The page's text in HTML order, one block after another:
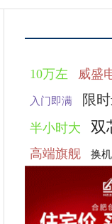
10万左 威盛
入门即满 限
半小时大 双
高端旗舰
换